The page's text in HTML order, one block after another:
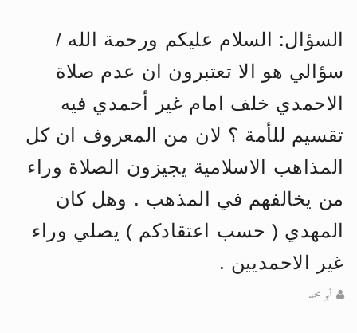
تعميم هامّ لأفراد الجماعة >> المزيد
اقرأ هذا الكتاب وتعرّف على حقيقة
الحجّ.. دلالات، حِكم، وأهداف >> المزيد
اقرأ هذا المقال في أهمية عيد
السؤال: السلام عليكم ورحمة الله /
سؤالي هو الا تعتبرون ان عدم صلاة
الاحمدي خلف امام غير أحمدي فيه
تقسيم للأمة ؟ لان من المعروف ان كل
المذاهب الاسلامية يجيزون الصلاة وراء
من يخالفهم في المذهب . وهل كان
المهدي ( حسب اعتقادكم ) يصلي وراء
غير الاحمديين .
أبو محمد